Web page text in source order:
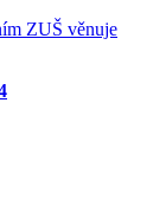
ZUŠ věnuje